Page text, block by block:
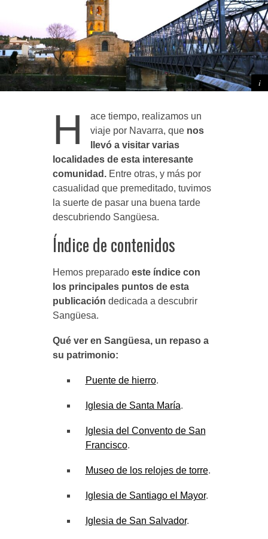
H
ace tiempo, realizamos un
viaje por Navarra, que nos
llevó a visitar varias
localidades de esta interesante
comunidad.Entre otras, y más por
casualidad que premeditado, tuvimos
la suerte de pasar una buena tarde
descubriendo Sangüesa.
Índice de contenidos
Hemos preparado este índice con
los principales puntos de esta
publicación dedicada a descubrir
Sangüesa.
Qué ver en Sangüesa, un repaso a
su patrimonio:
Puente de hierro.
Iglesia de Santa María.
Iglesia del Convento de San
Francisco.
Museo de los relojes de torre.
Iglesia de Santiago el Mayor.
Iglesia de San Salvador.